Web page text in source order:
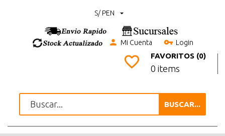
S/ PEN
Mi Cuenta Login
FAVORITOS (0)
0 items
BUSCAR...